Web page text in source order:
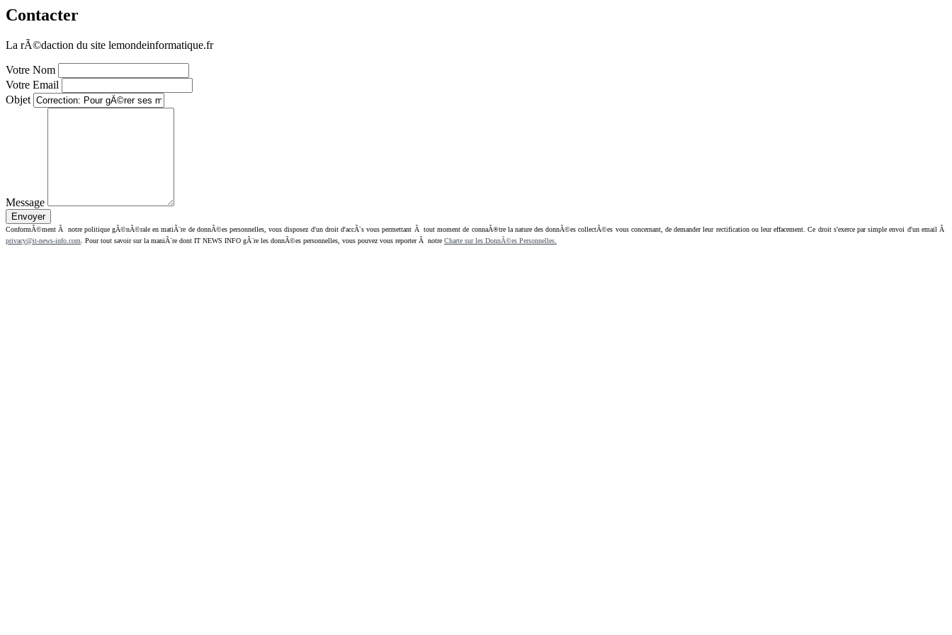
Contacter
La rÃ©daction du site lemondeinformatique.fr
Votre Nom
Votre Email
Objet
Message
ConformÃ©ment Ã notre politique gÃ©nÃ©rale en matiÃ¨re de donnÃ©es personnelles, vous disposez d'un droit d'accÃ¨s vous permettant Ã tout moment de connaÃ®tre la nature des donnÃ©es collectÃ©es vous concernant, de demander leur rectification ou leur effacement. Ce droit s'exerce par simple envoi d'un email Ã
privacy@it-news-info.com . Pour tout savoir sur la maniÃ¨re dont IT NEWS INFO gÃ¨re les donnÃ©es personnelles, vous pouvez vous reporter Ã notre Charte sur les DonnÃ©es Personnelles.